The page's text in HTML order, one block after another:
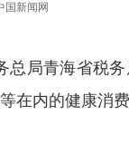
国新闻网
局青海省税务
在内的健康消